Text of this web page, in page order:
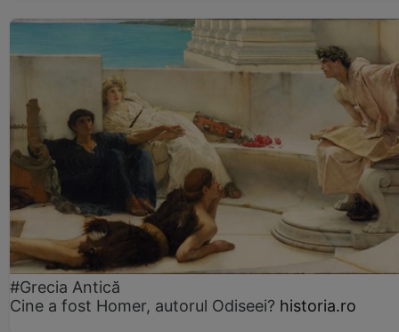
#Grecia Antică
Cine a fost Homer, autorul Odiseei? historia.ro